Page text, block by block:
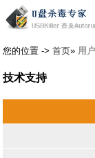
您的位置 ->首页» 用
技术支持